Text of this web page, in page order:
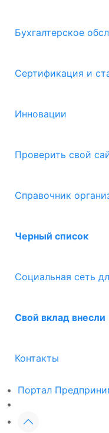
Бухгалтерское
Сертификация и
Инновации
Проверить свой
Справочник
Черный список
Социальная сеть
Свой вклад внесли
Контакты
Портал